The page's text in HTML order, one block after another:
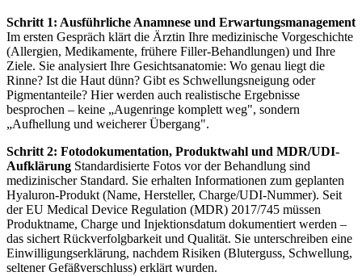
Schritt 1: Ausführliche Anamnese und Erwartungsmanagement
Im ersten Gespräch klärt die Ärztin Ihre medizinische Vorgeschichte
(Allergien, Medikamente, frühere Filler-Behandlungen) und Ihre
Ziele. Sie analysiert Ihre Gesichtsanatomie: Wo genau liegt die
Rinne? Ist die Haut dünn? Gibt es Schwellungsneigung oder
Pigmentanteile? Hier werden auch realistische Ergebnisse
besprochen – keine „Augenringe komplett weg", sondern
„Aufhellung und weicherer Übergang".
Schritt 2: Fotodokumentation, Produktwahl und MDR/UDI-
Aufklärung Standardisierte Fotos vor der Behandlung sind
medizinischer Standard. Sie erhalten Informationen zum geplanten
Hyaluron-Produkt (Name, Hersteller, Charge/UDI-Nummer). Seit
der EU Medical Device Regulation (MDR) 2017/745 müssen
Produktname, Charge und Injektionsdatum dokumentiert werden –
das sichert Rückverfolgbarkeit und Qualität. Sie unterschreiben eine
Einwilligungserklärung, nachdem Risiken (Bluterguss, Schwellung,
seltener Gefäßverschluss) erklärt wurden.